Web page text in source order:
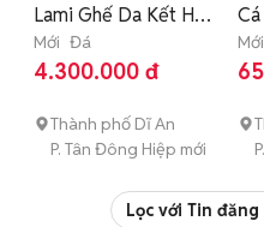
Lami Ghế Da Kết Hợp
Đá Ceramic Nhập
Khẩu
Mới Đá
4.300.000 đ
Thành phố Dĩ An
P. Tân Đông Hiệp mới
Mới
Lọc với Tin